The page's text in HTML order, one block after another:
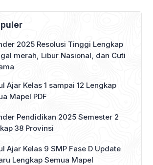
2025 Resolusi Tinggi Lengkap
merah, Libur Nasional, dan Cuti
Ajar Kelas 1 sampai 12 Lengkap
Mapel PDF
Pendidikan 2025 Semester 2
38 Provinsi
Ajar Kelas 9 SMP Fase D Update
Lengkap Semua Mapel